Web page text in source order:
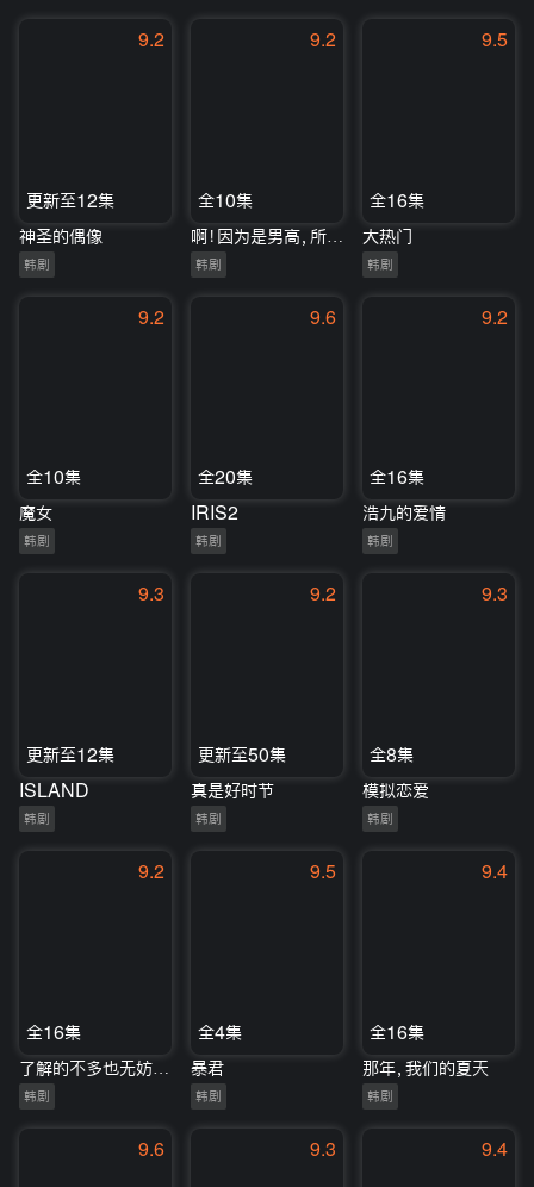
9.2
更新至12集
神圣的偶像
韩剧
9.2
全10集
韩剧
9.5
全16集
大热门
韩剧
9.2
全10集
魔女
韩剧
9.6
全20集
IRIS2
韩剧
9.2
全16集
浩九的爱情
韩剧
9.3
更新至12集
ISLAND
韩剧
9.2
更新至50集
真是好时节
韩剧
9.3
全8集
模拟恋爱
韩剧
9.2
全16集
韩剧
9.5
全4集
暴君
韩剧
9.4
全16集
那年，我们的夏天
韩剧
9.6 9.3 9.4